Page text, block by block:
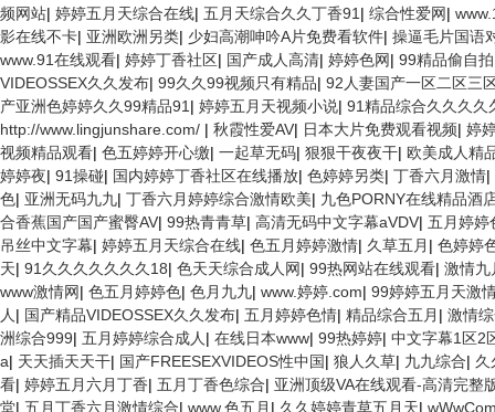
频网站| 婷婷五月天综合在线| 五月天综合久久丁香91 | 综合性爱网|
影在线不卡| 亚洲欧洲另类| 少妇高潮呻吟A片免费看软件| 操逼毛片国语
www.91在线观看| 婷婷丁香社区| 国产成人高清| 婷婷色网| 99精品偷自拍
VIDEOSSEX久久发布| 99久久99视频只有精品| 92人妻国产一区二区三
产亚洲色婷婷久久99精品91 | 婷婷五月天视频小说| 91精品综合久久久久
http://www.lingjunshare.com/ | 秋霞性爱AV| 日本大片免费观看视频| 婷
视频精品观看| 色五婷婷开心缴| 一起草无码| 狠狠干夜夜干| 欧美成人精
婷婷夜| 91操碰| 国内婷婷丁香社区在线播放| 色婷婷另类| 丁香六月激情|
色| 亚洲无码九九| 丁香六月婷婷综合激情欧美| 九色PORNY在线精品酒
合香蕉国产国产蜜臀AV| 99热青青草| 高清无码中文字幕aVDV| 五月婷婷
吊丝中文字幕| 婷婷五月天综合在线| 色五月婷婷激情| 久草五月 | 色婷婷
天| 91久久久久久久久18| 色天天综合成人网| 99热网站在线观看| 激情九
www激情网| 色五月婷婷色| 色月九九| www.婷婷.com| 99婷婷五月天激
人 | 国产精品VIDEOSSEX久久发布| 五月婷婷色情| 精品综合五月 | 激情
洲综合999| 五月婷婷综合成人 | 在线日本www| 99热婷婷| 中文字幕1区2
a| 天天插天天干| 国产FREESEXVIDEOS性中国| 狼人久草| 九九综合| 久
看| 婷婷五月六月丁香| 五月丁香色综合| 亚洲顶级VA在线观看-高清完整
堂| 五月丁香六月激情综合| www.色五月 | 久久婷婷青草五月天|